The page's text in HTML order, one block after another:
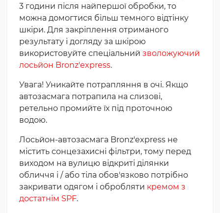
3 години після найпершої обробки, то
можна домогтися більш темного відтінку
шкіри. Для закріплення отриманого
результату і догляду за шкірою
використовуйте спеціальний зволожуючий
лосьйон Bronz'express.
Увага! Уникайте потрапляння в очі. Якщо
автозасмага потрапила на слизові,
ретельно промийте їх під проточною
водою.
Лосьйон-автозасмага Bronz'express не
містить сонцезахисні фільтри, тому перед
виходом на вулицю відкриті ділянки
обличчя і / або тіла обов'язково потрібно
закривати одягом і обробляти кремом з
достатнім SPF.